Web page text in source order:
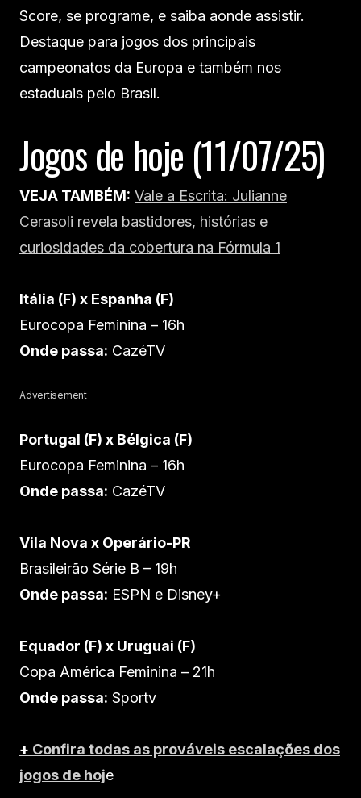
Score, se programe, e saiba aonde assistir.
Destaque para jogos dos principais
campeonatos da Europa e também nos
estaduais pelo Brasil.
Jogos de hoje (11/07/25)
VEJA TAMBÉM: Vale a Escrita: Julianne
Cerasoli revela bastidores, histórias e
curiosidades da cobertura na Fórmula 1
Itália (F) x Espanha (F)
Eurocopa Feminina – 16h
Onde passa: CazéTV
Advertisement
Portugal (F) x Bélgica (F)
Eurocopa Feminina – 16h
Onde passa: CazéTV
Vila Nova x Operário-PR
Brasileirão Série B – 19h
Onde passa: ESPN e Disney+
Equador (F) x Uruguai (F)
Copa América Feminina – 21h
Onde passa: Sportv
+ Confira todas as prováveis escalações dos
jogos de hoje